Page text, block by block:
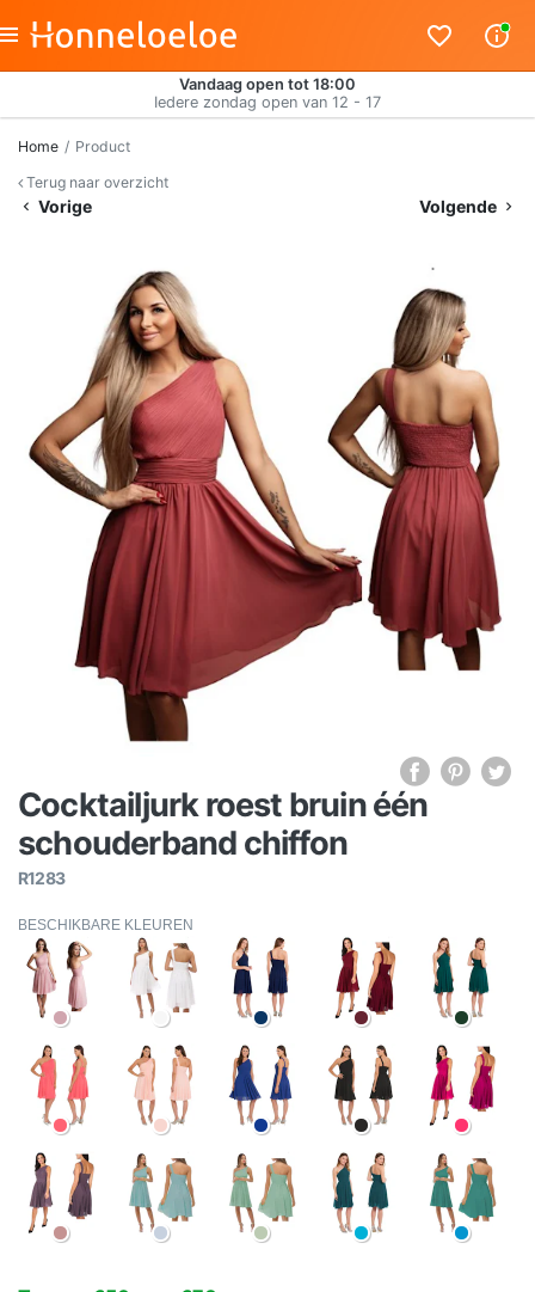
Vandaag open tot 18:00
Iedere zondag open van 12 - 17
Home
Product
Terug naar overzicht
Vorige Volgende
Cocktailjurk roest bruin één
schouderband chiffon
R1283
BESCHIKBARE KLEUREN